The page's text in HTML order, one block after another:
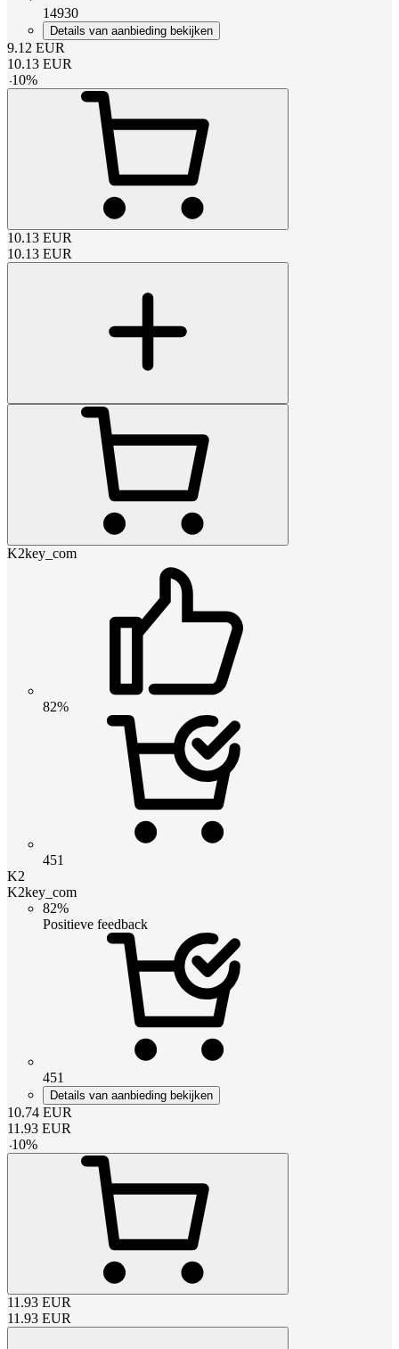
14930
Details van aanbieding bekijken
9.12 EUR
10.13 EUR
-10%
10.13 EUR
10.13 EUR
K2key_com
82%
451
K2
K2key_com
82%
Positieve feedback
451
Details van aanbieding bekijken
10.74 EUR
11.93 EUR
-10%
11.93 EUR
11.93 EUR